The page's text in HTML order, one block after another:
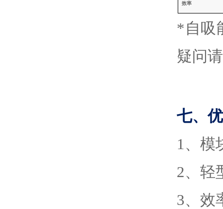
效率
*自吸
疑问
七、
1、 模
2、 轻
3、 效